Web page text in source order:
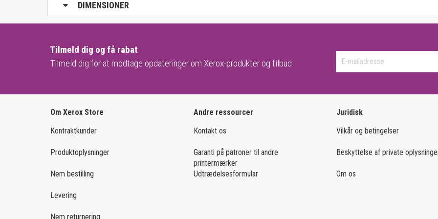
DIMENSIONER
Tilmeld dig og få rabat
Tilmeld dig for at modtage opdateringer om Xerox-produkter og tilbud
Om Xerox Store
Kontraktkunder
Produktoplysninger
Nem bestilling
Levering
Nem returnering
Andre ressourcer
Kontakt os
Garanti på patroner til andre
printermærker
Udtrædelsesformular
Juridisk
Vilkår og betingelser
Beskyttelse af private
Om os